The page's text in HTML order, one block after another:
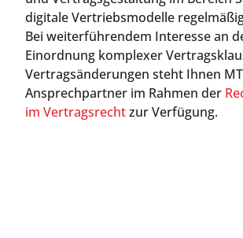
digitale Vertriebsmodelle
Bei weiterführendem Interesse an
Einordnung komplexer
Vertragsänderungen steht Ihnen
Ansprechpartner im Rahmen der
im Vertragsrechtzur Verfügung.